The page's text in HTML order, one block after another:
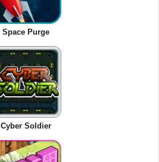
Space Purge
Cyber Soldier